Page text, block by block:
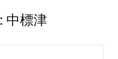
中標津